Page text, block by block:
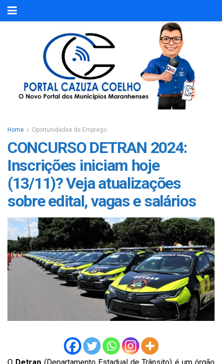
Home Oportunidades de Emprego
CONCURSO DETRAN 2024:
Inscrições iniciam hoje
(13/11)? Veja atualizações
sobre edital, vagas e salários
O Detran (Departamento Estadual de Trânsito) é um órgão